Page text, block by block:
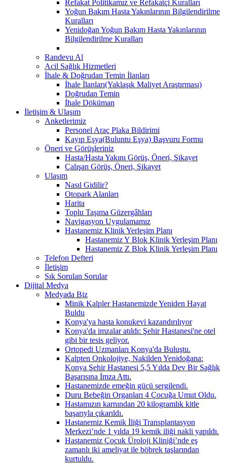
Refakat Politikamız ve Refakatçi Kuralları
Yoğun Bakım Hasta Yakınlarının Bilgilendirilme
Kuralları
Yenidoğan Yoğun Bakım Hasta Yakınlarının
Bilgilendirilme Kuralları
Randevu Al
Acil Sağlık Hizmetleri
İhale & Doğrudan Temin İlanları
İhale İlanları(Yaklaşık Maliyet Araştırması)
Doğrudan Temin
İhale Döküman
İletişim & Ulaşım
Anketlerimiz
Personel Araç Plaka Bildirimi
Kayıp Eşya(Buluntu Eşya) Başvuru Formu
Öneri ve Görüşleriniz
Hasta/Hasta Yakını Görüş, Öneri, Şikayet
Çalışan Görüş, Öneri, Şikayet
Ulaşım
Nasıl Gidilir?
Otopark Alanları
Harita
Toplu Taşıma Güzergâhları
Navigasyon Uygulamamız
Hastanemiz Klinik Yerleşim Planı
Hastanemiz Y Blok Klinik Yerleşim Planı
Hastanemiz Z Blok Klinik Yerleşim Planı
Telefon Defteri
İletişim
Sık Sorulan Sorular
Dijital Medya
Medyada Biz
Minik Kalpler Hastanemizde Yeniden Hayat
Buldu
Konya'ya hasta konukevi kazandırılıyor
Konya'da imzalar atıldı: Şehir Hastanesi'ne otel
gibi bir tesis geliyor.
Ortopedi Uzmanları Konya'da Buluştu.
Kalpten Onkolojiye, Nakilden Yenidoğana:
Konya Şehir Hastanesi 5,5 Yılda Dev Bir Sağlık
Başarısına İmza Attı.
Hastanemizde emeğin gücü sergilendi.
Duru Bebeğin Organları 4 Çocuğa Umut Oldu.
Hastamızın karnından 20 kilogramlık kitle
başarıyla çıkarıldı.
Hastanemiz Kemik İliği Transplantasyon
Merkezi’nde 1 yılda 19 kemik iliği nakli yapıldı.
Hastanemiz Çocuk Üroloji Kliniği’nde eş
zamanlı iki ameliyat ile böbrek taşlarından
kurtuldu.